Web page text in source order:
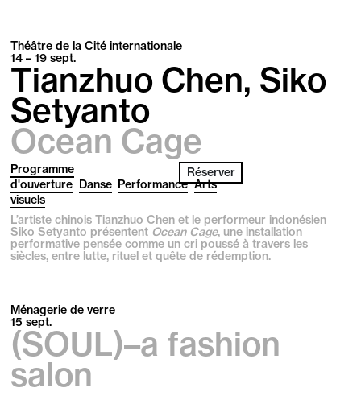
Théâtre de la Cité internationale
14 – 19sept.
Tianzhuo Chen, Siko
Setyanto
Ocean Cage
Programme
d'ouverture
Danse Performance Arts
visuels
Réserver
L’artiste chinois Tianzhuo Chen et le performeur indonésien
Siko Setyanto présentent Ocean Cage, une installation
performative pensée comme un cri poussé à travers les
siècles, entre lutte, rituel et quête de rédemption.
Ménagerie de verre
15sept.
(SOUL)–a fashion
salon